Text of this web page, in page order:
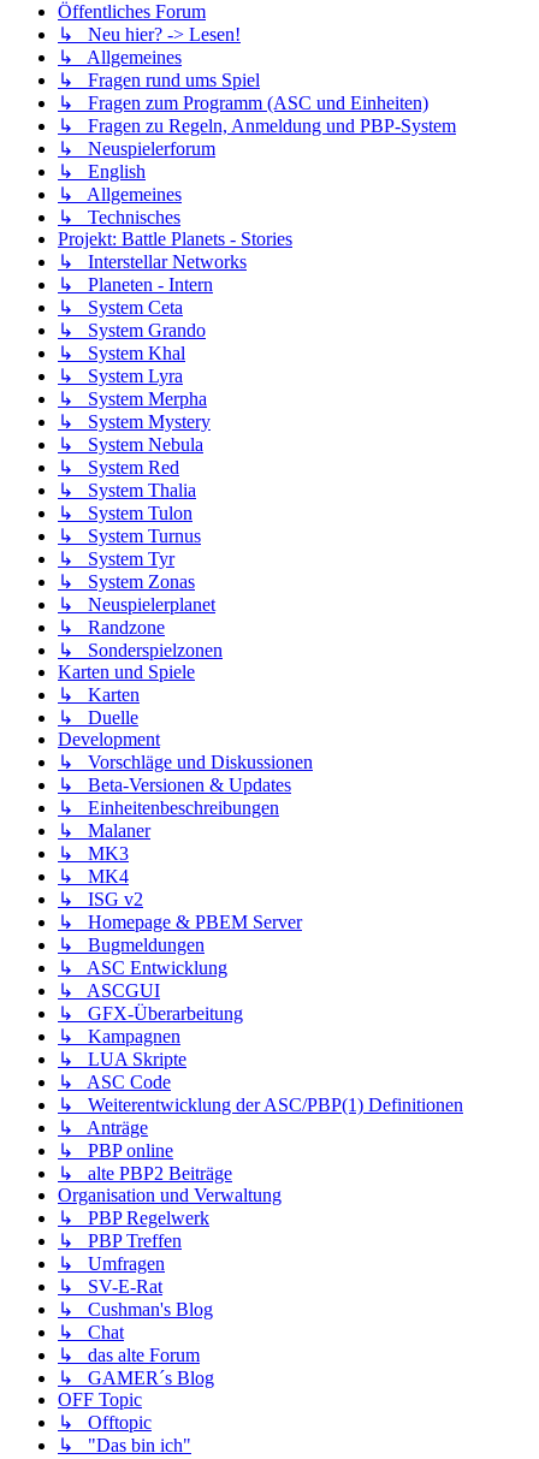
Öffentliches Forum
↳ Neu hier? -> Lesen!
↳ Allgemeines
↳ Fragen rund ums Spiel
↳ Fragen zum Programm (ASC und Einheiten)
↳ Fragen zu Regeln, Anmeldung und PBP-System
↳ Neuspielerforum
↳ English
↳ Allgemeines
↳ Technisches
Projekt: Battle Planets - Stories
↳ Interstellar Networks
↳ Planeten - Intern
↳ System Ceta
↳ System Grando
↳ System Khal
↳ System Lyra
↳ System Merpha
↳ System Mystery
↳ System Nebula
↳ System Red
↳ System Thalia
↳ System Tulon
↳ System Turnus
↳ System Tyr
↳ System Zonas
↳ Neuspielerplanet
↳ Randzone
↳ Sonderspielzonen
Karten und Spiele
↳ Karten
↳ Duelle
Development
↳ Vorschläge und Diskussionen
↳ Beta-Versionen & Updates
↳ Einheitenbeschreibungen
↳ Malaner
↳ MK3
↳ MK4
↳ ISG v2
↳ Homepage & PBEM Server
↳ Bugmeldungen
↳ ASC Entwicklung
↳ ASCGUI
↳ GFX-Überarbeitung
↳ Kampagnen
↳ LUA Skripte
↳ ASC Code
↳ Weiterentwicklung der ASC/PBP(1) Definitionen
↳ Anträge
↳ PBP online
↳ alte PBP2 Beiträge
Organisation und Verwaltung
↳ PBP Regelwerk
↳ PBP Treffen
↳ Umfragen
↳ SV-E-Rat
↳ Cushman's Blog
↳ Chat
↳ das alte Forum
↳ GAMER´s Blog
OFF Topic
↳ Offtopic
↳ "Das bin ich"